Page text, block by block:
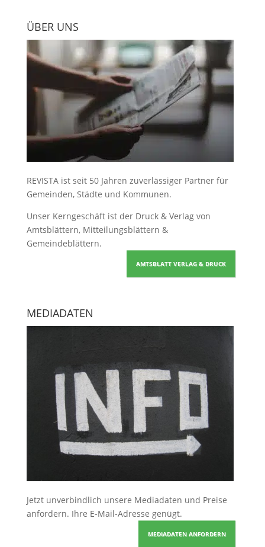
ÜBER UNS
REVISTA ist seit 50 Jahren zuverlässiger Partner für
Gemeinden, Städte und Kommunen.
Unser Kerngeschäft ist der Druck & Verlag von
Amtsblättern, Mitteilungsblättern &
Gemeindeblättern.
AMTSBLATT VERLAG & DRUCK
MEDIADATEN
Jetzt unverbindlich unsere Mediadaten und Preise
anfordern. Ihre E-Mail-Adresse genügt.
MEDIADATEN ANFORDERN